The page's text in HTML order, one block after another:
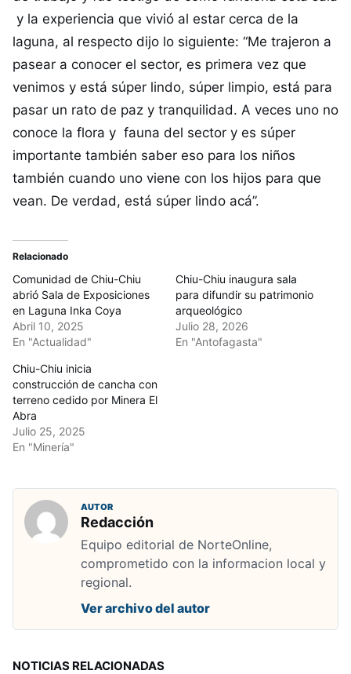
y la experiencia que vivió al estar cerca de la
laguna, al respecto dijo lo siguiente: “Me trajeron a
pasear a conocer el sector, es primera vez que
venimos y está súper lindo, súper limpio, está para
pasar un rato de paz y tranquilidad. A veces uno no
conoce la flora y fauna del sector y es súper
importante también saber eso para los niños
también cuando uno viene con los hijos para que
vean. De verdad, está súper lindo acá”.
Relacionado
Comunidad de Chiu-Chiu
abrió Sala de Exposiciones
en Laguna Inka Coya
Abril 10, 2025
En "Actualidad"
Chiu-Chiu inaugura sala
para difundir su patrimonio
arqueológico
Julio 28, 2026
En "Antofagasta"
Chiu-Chiu inicia
construcción de cancha con
terreno cedido por Minera El
Abra
Julio 25, 2025
En "Minería"
AUTOR
Redacción
Equipo editorial de NorteOnline,
comprometido con la informacion local y
regional.
Ver archivo del autor
NOTICIAS RELACIONADAS